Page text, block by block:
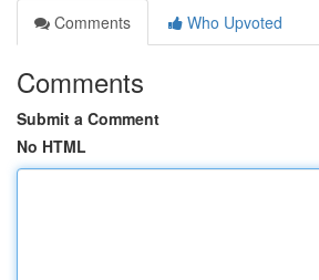
Comments
Who Upvoted
Comments
Submit a Comment
No HTML